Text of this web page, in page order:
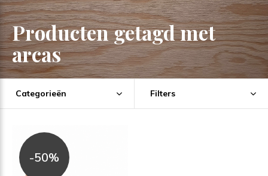
Producten getagd met
arcas
Categorieën Filters
-50%